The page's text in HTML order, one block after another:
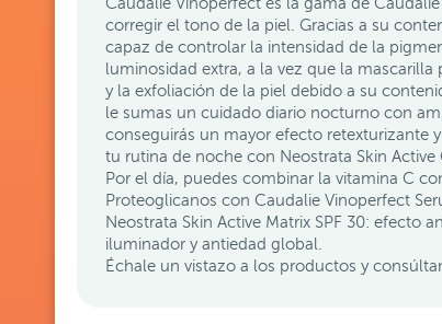
Caudalie Vinoperfect es la gama de
corregir el tono de la piel. Gracias a su
capaz de controlar la intensidad de la
luminosidad extra, a la vez que la
y la exfoliación de la piel debido a su
le sumas un cuidado diario nocturno con
conseguirás un mayor efecto retexturizante
tu rutina de noche con Neostrata Skin
Por el día, puedes combinar la vitamina C
Proteoglicanos con Caudalie Vinoperfect
Neostrata Skin Active Matrix SPF 30: efecto
iluminador y antiedad global.
Échale un vistazo a los productos y